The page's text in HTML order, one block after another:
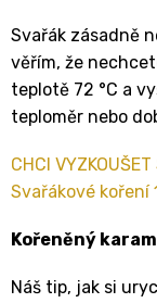
Svařák zásadně
věřím, že
teplotě 72 °C a
teploměr nebo
CHCI
Svařákové koření
Kořeněný
Náš tip, jak si